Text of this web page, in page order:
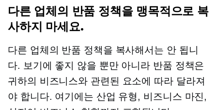
다른 업체의 반품 정책을 맹목적으로 복
사하지 마세요.
다른 업체의 반품 정책을 복사해서는 안 됩니
다. 보기에 좋지 않을 뿐만 아니라 반품 정책은
귀하의 비즈니스와 관련된 요소에 따라 달라져
야 합니다. 여기에는 산업 유형, 비즈니스 마진,